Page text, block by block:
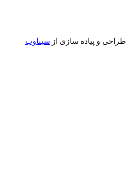
طراحی و پیاده سازی از سیناوب